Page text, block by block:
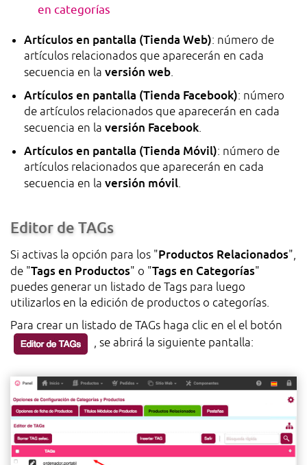
en categorías
Artículos en pantalla (Tienda Web): número de
artículos relacionados que aparecerán en cada
secuencia en la versión web.
Artículos en pantalla (Tienda Facebook): número
de artículos relacionados que aparecerán en cada
secuencia en la versión Facebook.
Artículos en pantalla (Tienda Móvil): número de
artículos relacionados que aparecerán en cada
secuencia en la versión móvil.
Editor de TAGs
Si activas la opción para los "Productos Relacionados",
de "Tags en Productos" o "Tags en Categorías"
puedes generar un listado de Tags para luego
utilizarlos en la edición de productos o categorías.
Para crear un listado de TAGs haga clic en el el botón
, se abrirá la siguiente pantalla: